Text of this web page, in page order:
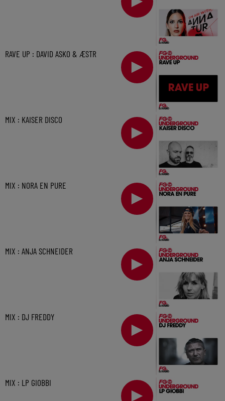
RAVE UP : DAVID ASKO & ÆSTR
MIX : KAISER DISCO
MIX : NORA EN PURE
MIX : ANJA SCHNEIDER
MIX : DJ FREDDY
MIX : LP GIOBBI